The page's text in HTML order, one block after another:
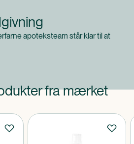
apoteksteam står klar til at
fra mærket